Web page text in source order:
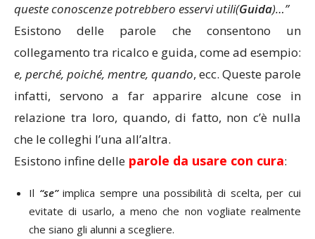
queste conoscenze potrebbero esservi utili(Guida)…”
Esistono delle parole che consentono un
collegamento tra ricalco e guida, come ad esempio:
e, perché, poiché, mentre, quando, ecc. Queste parole
infatti, servono a far apparire alcune cose in
relazione tra loro, quando, di fatto, non c’è nulla
che le colleghi l’una all’altra.
Esistono infine delle parole da usare con cura:
Il “se”implica sempre una possibilità di scelta, per cui
evitate di usarlo, a meno che non vogliate realmente
che siano gli alunni a scegliere.